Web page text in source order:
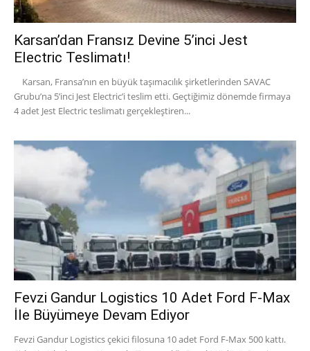
Karsan’dan Fransız Devine 5’inci Jest
Electric Teslimatı!
Karsan, Fransa’nın en büyük taşımacılık şirketlerinden SAVAC
Grubu’na 5’inci Jest Electric’i teslim etti. Geçtiğimiz dönemde firmaya
4 adet Jest Electric teslimatı gerçekleştiren...
Fevzi Gandur Logistics 10 Adet Ford F-Max
İle Büyümeye Devam Ediyor
Fevzi Gandur Logistics çekici filosuna 10 adet Ford F-Max 500 kattı.